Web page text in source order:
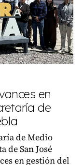
en
de
de Medio
de San José
en gestión del